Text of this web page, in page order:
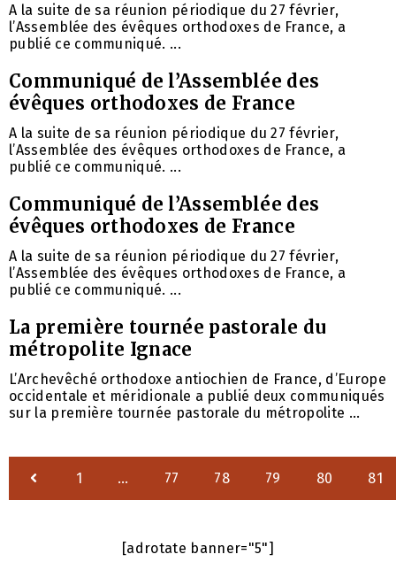
A la suite de sa réunion périodique du 27 février,
l’Assemblée des évêques orthodoxes de France, a
publié ce communiqué. ...
Communiqué de l’Assemblée des
évêques orthodoxes de France
A la suite de sa réunion périodique du 27 février,
l’Assemblée des évêques orthodoxes de France, a
publié ce communiqué. ...
Communiqué de l’Assemblée des
évêques orthodoxes de France
A la suite de sa réunion périodique du 27 février,
l’Assemblée des évêques orthodoxes de France, a
publié ce communiqué. ...
La première tournée pastorale du
métropolite Ignace
L’Archevêché orthodoxe antiochien de France, d’Europe
occidentale et méridionale a publié deux communiqués
sur la première tournée pastorale du métropolite ...
1 … 77 78 79 80 81
[adrotate banner="5"]